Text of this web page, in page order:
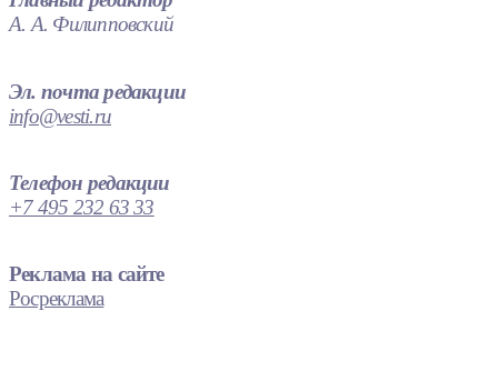
А. А. Филипповский
Эл. почта редакции
info@vesti.ru
Телефон редакции
+7 495 232 63 33
Реклама на сайте
Росреклама